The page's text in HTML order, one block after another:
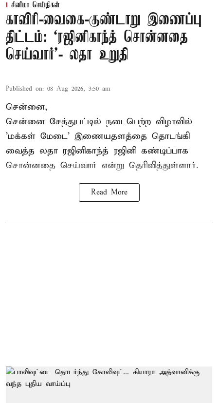
சினிமா செய்திகள்
காவிரி-வைகை-குண்டாறு இணைப்பு
திட்டம்: ‘ரஜினிகாந்த் சொன்னதை
செய்வார்’- லதா உறுதி
Published on: 08 Aug 2026, 3:50 am
சென்னை,
சென்னை சேத்துபட்டில் நடைபெற்ற விழாவில்
'மக்கள் மேடை' இணையதளத்தை தொடங்கி
வைத்த லதா ரஜினிகாந்த் ரஜினி கண்டிப்பாக
சொன்னதை செய்வார் என்று தெரிவித்துள்ளார்.
Read More